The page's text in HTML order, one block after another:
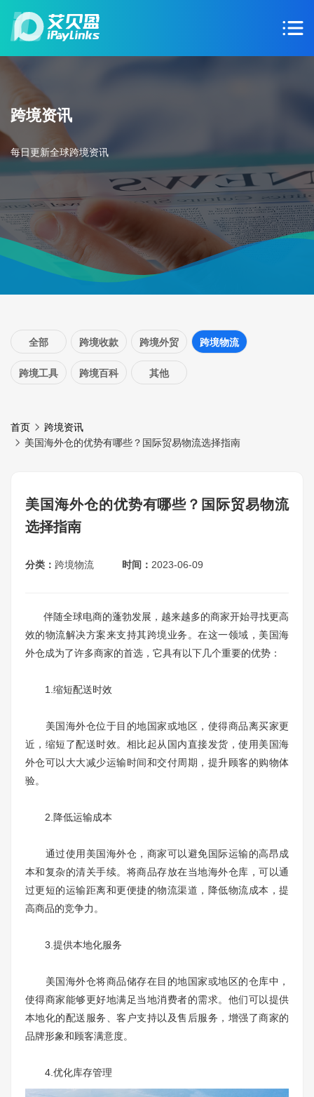
跨境资讯
每日更新全球跨境资讯
全部 跨境收款 跨境外贸 跨境物流
跨境工具 跨境百科 其他
首页
跨境资讯
美国海外仓的优势有哪些？国际贸易物流选择指南
美国海外仓的优势有哪些？国际贸易物流
选择指南
分类： 跨境物流 时间： 2023-06-09
伴随全球电商的蓬勃发展，越来越多的商家开始寻找更高
效的物流解决方案来支持其跨境业务。在这一领域，美国海
外仓成为了许多商家的首选，它具有以下几个重要的优势：
1.缩短配送时效
美国海外仓位于目的地国家或地区，使得商品离买家更
近，缩短了配送时效。相比起从国内直接发货，使用美国海
外仓可以大大减少运输时间和交付周期，提升顾客的购物体
验。
2.降低运输成本
通过使用美国海外仓，商家可以避免国际运输的高昂成
本和复杂的清关手续。将商品存放在当地海外仓库，可以通
过更短的运输距离和更便捷的物流渠道，降低物流成本，提
高商品的竞争力。
3.提供本地化服务
美国海外仓将商品储存在目的地国家或地区的仓库中，
使得商家能够更好地满足当地消费者的需求。他们可以提供
本地化的配送服务、客户支持以及售后服务，增强了商家的
品牌形象和顾客满意度。
4.优化库存管理